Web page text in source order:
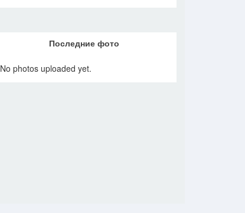
Последние фото
No photos uploaded yet.